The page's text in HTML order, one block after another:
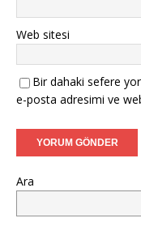
Web sitesi
Bir dahaki sefere
e-posta adresimi ve
Ara